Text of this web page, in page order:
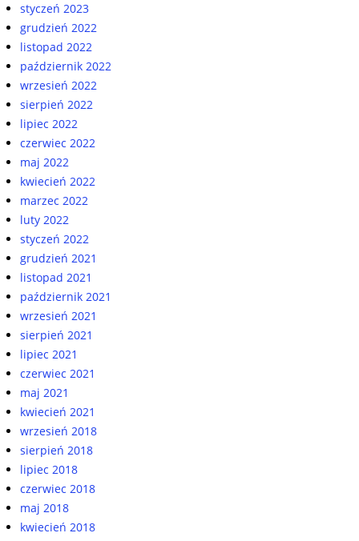
styczeń 2023
grudzień 2022
listopad 2022
październik 2022
wrzesień 2022
sierpień 2022
lipiec 2022
czerwiec 2022
maj 2022
kwiecień 2022
marzec 2022
luty 2022
styczeń 2022
grudzień 2021
listopad 2021
październik 2021
wrzesień 2021
sierpień 2021
lipiec 2021
czerwiec 2021
maj 2021
kwiecień 2021
wrzesień 2018
sierpień 2018
lipiec 2018
czerwiec 2018
maj 2018
kwiecień 2018